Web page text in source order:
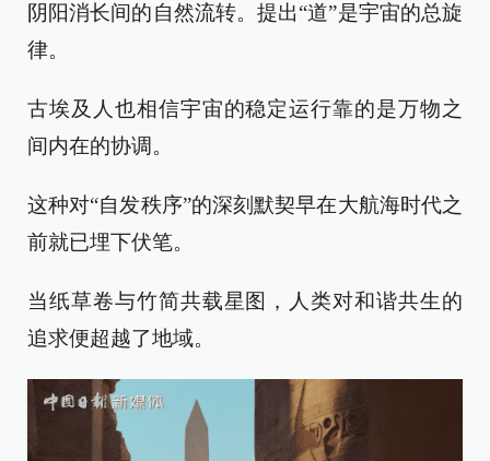
阴阳消长间的自然流转。提出“道”是宇宙的总旋
律。
古埃及人也相信宇宙的稳定运行靠的是万物之
间内在的协调。
这种对“自发秩序”的深刻默契早在大航海时代之
前就已埋下伏笔。
当纸草卷与竹简共载星图，人类对和谐共生的
追求便超越了地域。